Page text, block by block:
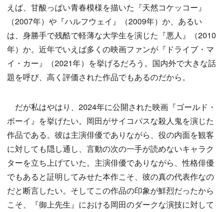
えば、甘酸っぱい青春模様を描いた『天然コケッコー』
（2007年）や『ハルフウェイ』（2009年）か、あるい
は、身勝手で残酷で軽薄な大学生を演じた『悪人』（2010
年）か。近年でいえば多くの映画ファンが『ドライブ・マ
イ・カー』（2021年）を挙げるだろう。国内外で大きな話
題を呼び、高く評価された作品でもあるのだから。
だが私はやはり、2024年に公開された映画『ゴールド・
ボーイ』を挙げたい。岡田がサイコパスな殺人鬼を演じた
作品である。彼は主演俳優でありながら、役の内面を観客
に対しても隠し通し、言動の次の一手が読めないキャラク
ターを立ち上げていた。主演俳優でありながら、性格俳優
でもあると証明してみせた本作こそ、彼の真の代表作なの
だと断言したい。そしてこの作品の印象が鮮烈だったから
こそ、『御上先生』における岡田のダークな演技に対して